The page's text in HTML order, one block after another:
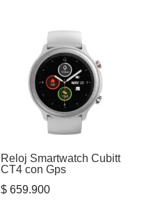
Reloj Smartwatch Cubitt
CT4 con Gps
$659.900